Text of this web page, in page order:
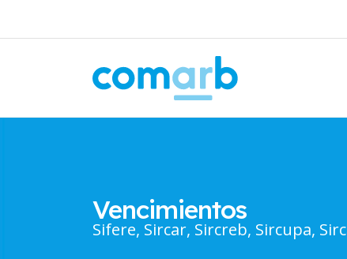
Vencimientos
Sifere, Sircar, Sircreb, Sircupa,